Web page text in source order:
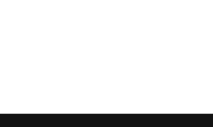
Le